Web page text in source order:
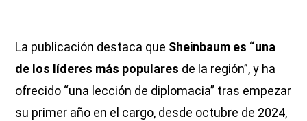
La publicación destaca que Sheinbaum es “una
de los líderes más populares de la región”, y ha
ofrecido “una lección de diplomacia” tras empezar
su primer año en el cargo, desde octubre de 2024,